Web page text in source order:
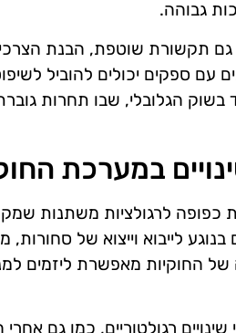
גבוהה.
גם תקשורת שוטפת, הבנת
עם ספקים יכולים להוביל
בשוק הגלובלי, שבו תחרות
במערכת
כפופה לרגולציות משתנות
לייבוא וייצוא של
החוקיות מאפשרת ליזמים
רגולטוריים, כמו גם